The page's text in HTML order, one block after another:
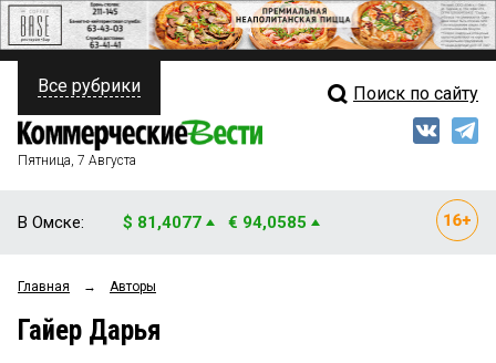
ПОЛИТИКА
ФИНАНСЫ
ОБЩЕСТВО
ЗАКОН
Свежий выпуск
Все рубрики Поиск по сайту
Пятница, 7 Августа
В Омске: $ 81,4077 € 94,0585
Главная → Авторы
Гайер Дарья